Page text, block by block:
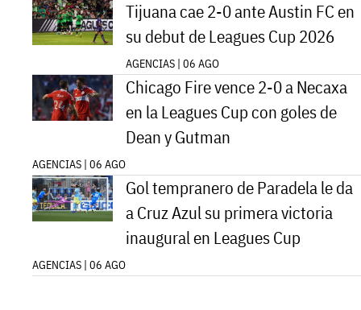
Tijuana cae 2-0 ante Austin FC en
su debut de Leagues Cup 2026
AGENCIAS | 06 AGO
Chicago Fire vence 2-0 a Necaxa
en la Leagues Cup con goles de
Dean y Gutman
AGENCIAS | 06 AGO
Gol tempranero de Paradela le da
a Cruz Azul su primera victoria
inaugural en Leagues Cup
AGENCIAS | 06 AGO